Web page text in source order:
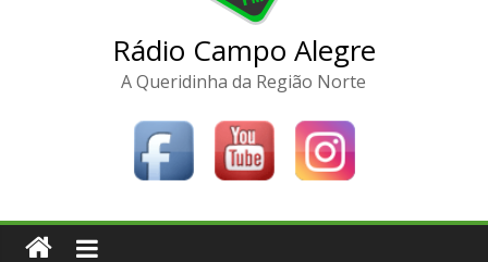
Rádio Campo Alegre
A Queridinha da Região Norte